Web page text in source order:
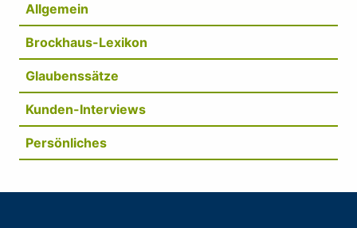
Allgemein
Brockhaus-Lexikon
Glaubenssätze
Kunden-Interviews
Persönliches